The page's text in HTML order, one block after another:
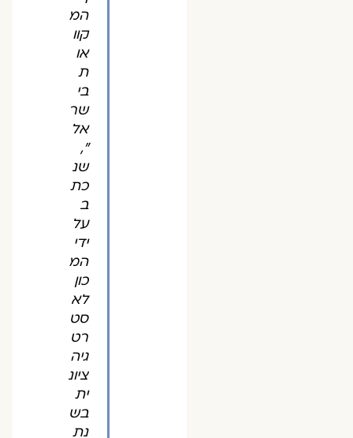
המ
קוו
או
ת
בי
שר
אל
",
שנ
כת
ב
על
ידי
המ
כון
לא
סט
רט
גיה
ציונ
ית
בש
נת